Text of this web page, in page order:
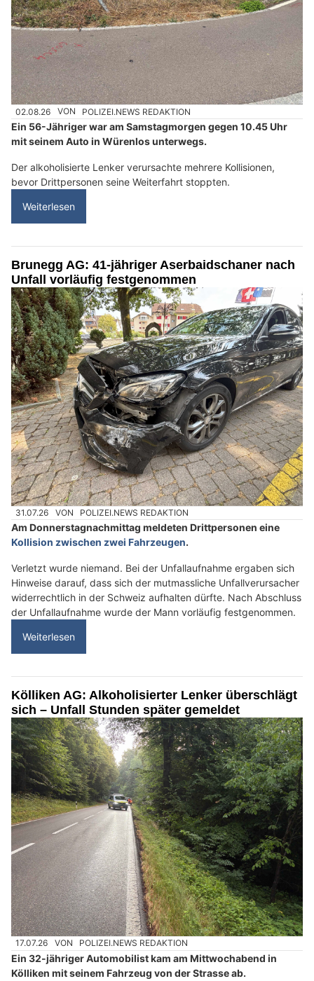
02.08.26 VON POLIZEI.NEWS REDAKTION
Ein 56-Jähriger war am Samstagmorgen gegen 10.45 Uhr
mit seinem Auto in Würenlos unterwegs.
Der alkoholisierte Lenker verursachte mehrere Kollisionen,
bevor Drittpersonen seine Weiterfahrt stoppten.
Weiterlesen
Brunegg AG: 41-jähriger Aserbaidschaner nach
Unfall vorläufig festgenommen
31.07.26 VON POLIZEI.NEWS REDAKTION
Am Donnerstagnachmittag meldeten Drittpersonen eine
Kollision zwischen zwei Fahrzeugen.
Verletzt wurde niemand. Bei der Unfallaufnahme ergaben sich
Hinweise darauf, dass sich der mutmassliche Unfallverursacher
widerrechtlich in der Schweiz aufhalten dürfte. Nach Abschluss
der Unfallaufnahme wurde der Mann vorläufig festgenommen.
Weiterlesen
Kölliken AG: Alkoholisierter Lenker überschlägt
sich – Unfall Stunden später gemeldet
17.07.26 VON POLIZEI.NEWS REDAKTION
Ein 32-jähriger Automobilist kam am Mittwochabend in
Kölliken mit seinem Fahrzeug von der Strasse ab.